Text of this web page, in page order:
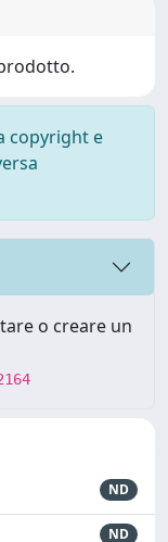
copyright e
o creare un
ND
ND